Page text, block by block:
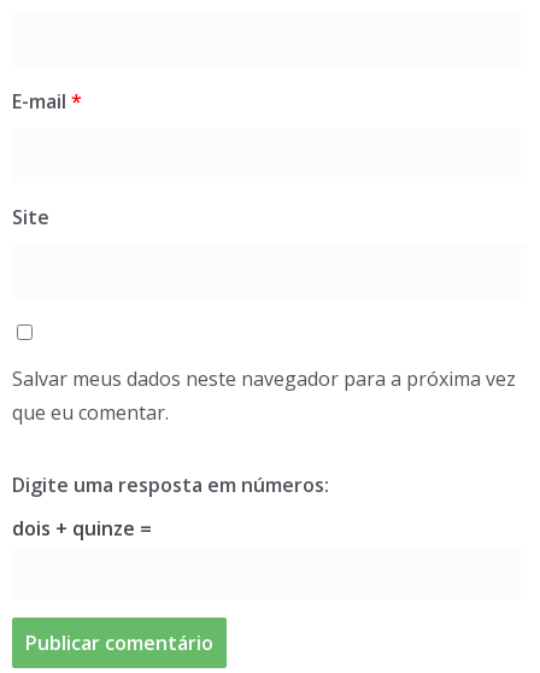
E-mail *
Site
Salvar meus dados neste navegador para a próxima vez
que eu comentar.
Digite uma resposta em números:
dois + quinze =